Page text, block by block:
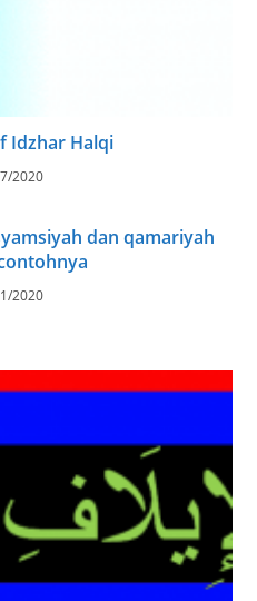
Idzhar Halqi
2020
dan qamariyah
2020